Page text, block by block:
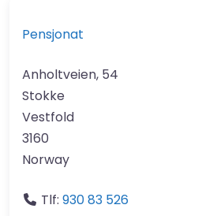
Pensjonat
Anholtveien, 54
Stokke
Vestfold
3160
Norway
Tlf: 930 83 526